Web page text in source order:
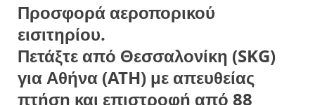
Προσφορά αεροπορικού
εισιτηρίου.
Πετάξτε από Θεσσαλονίκη (SKG)
για Αθήνα (ATH) με απευθείας
πτήση και επιστροφή από 88